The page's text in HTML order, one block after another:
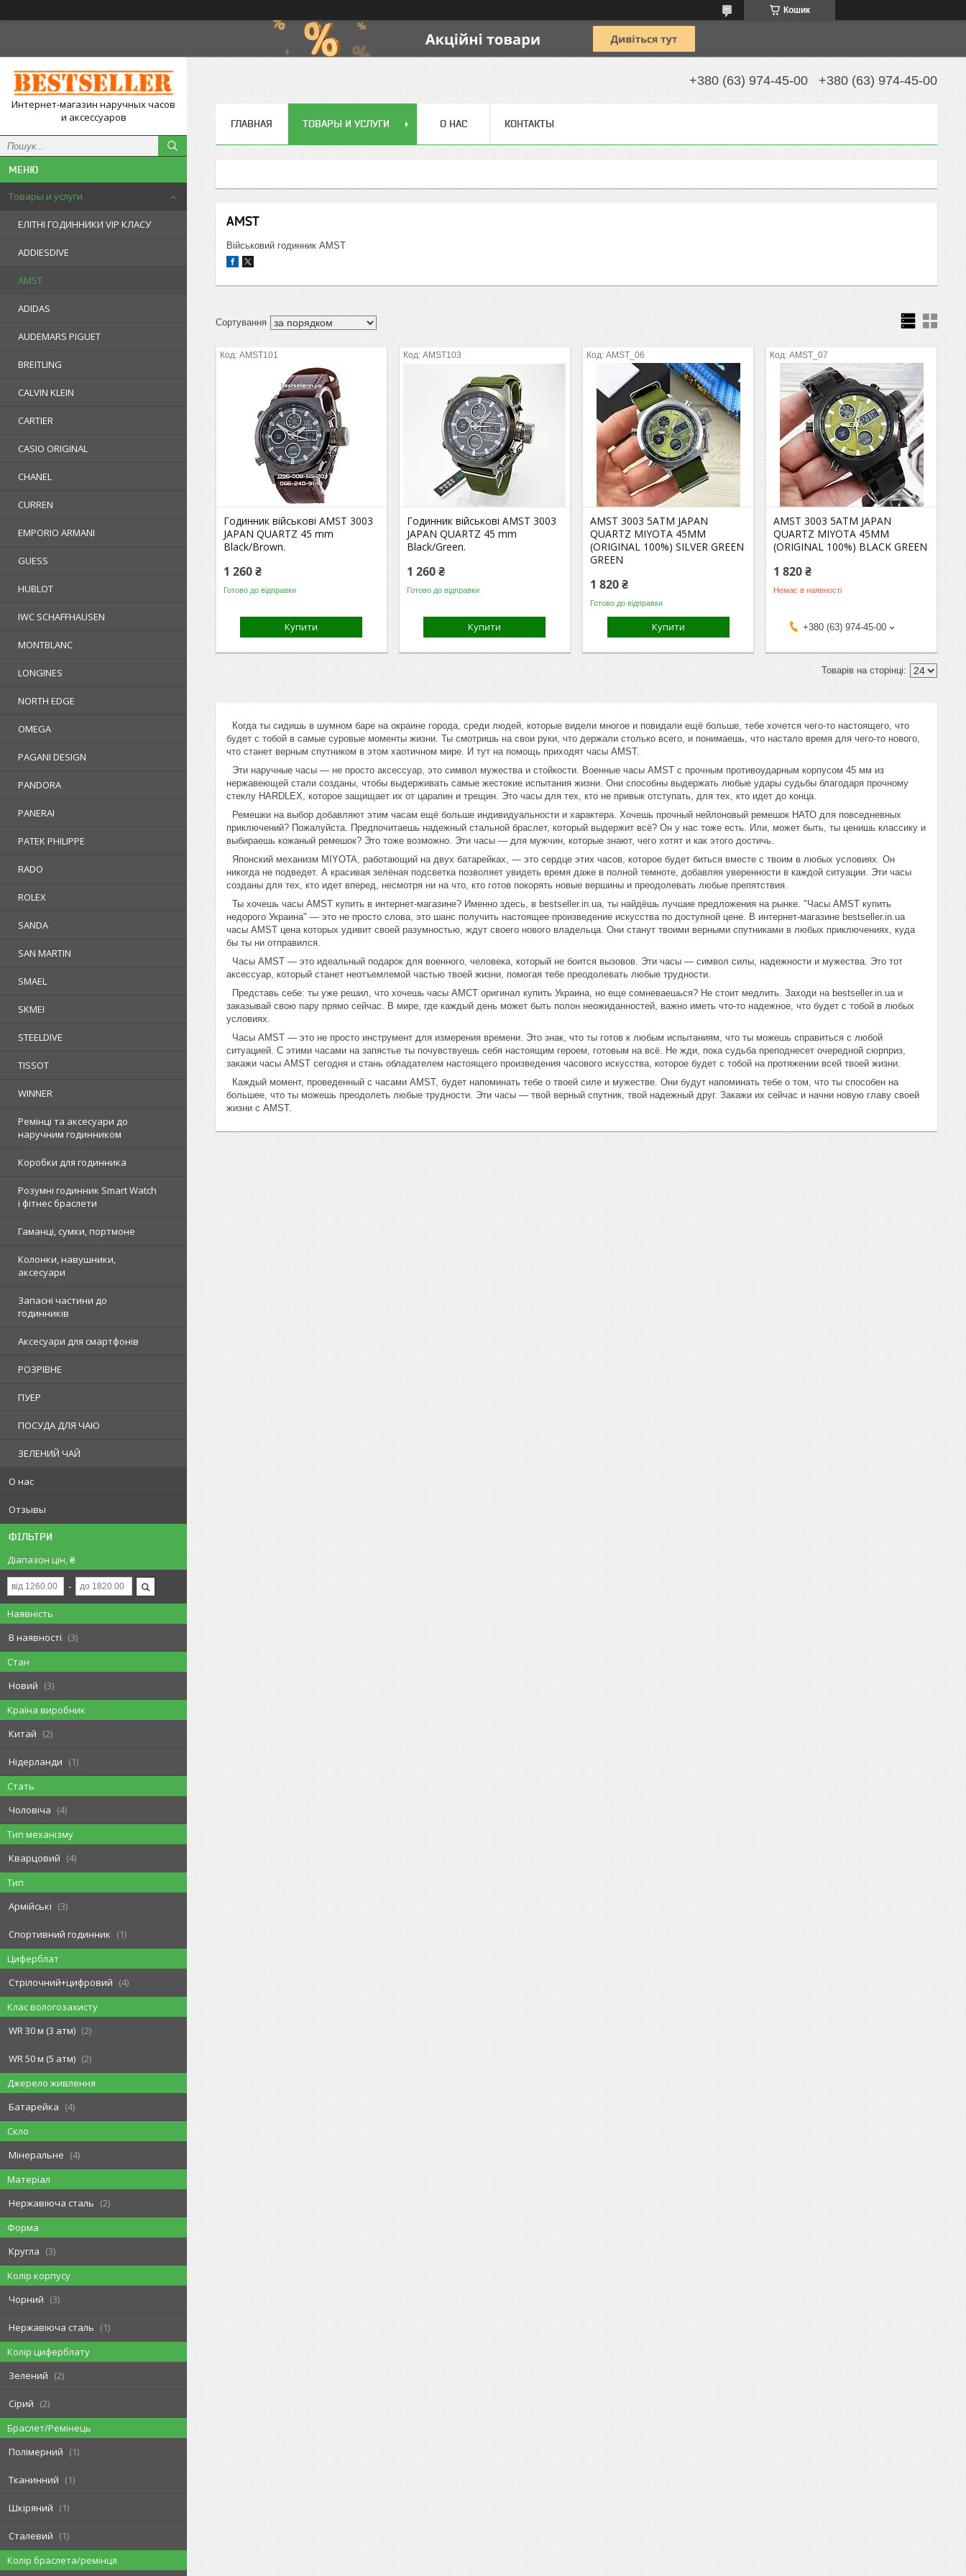
Кошик
Интернет-магазин наручных часов
и аксессуаров
Товары и услуги
ЕЛІТНІ ГОДИННИКИ VIP КЛАСУ
ADDIESDIVE
AMST
ADIDAS
AUDEMARS PIGUET
BREITLING
CALVIN KLEIN
CARTIER
CASIO ORIGINAL
CHANEL
CURREN
EMPORIO ARMANI
GUESS
HUBLOT
IWC SCHAFFHAUSEN
MONTBLANC
LONGINES
NORTH EDGE
OMEGA
PAGANI DESIGN
PANDORA
PANERAI
PATEK PHILIPPE
RADO
ROLEX
SANDA
SAN MARTIN
SMAEL
SKMEI
STEELDIVE
TISSOT
WINNER
Ремінці та аксесуари до
наручним годинником
Коробки для годинника
Розумні годинник Smart Watch
і фітнес браслети
Гаманці, сумки, портмоне
Колонки, навушники,
аксесуари
Запасні частини до
годинників
Аксесуари для смартфонів
РОЗРІВНЕ
ПУЕР
ПОСУДА ДЛЯ ЧАЮ
ЗЕЛЕНИЙ ЧАЙ
О нас
Отзывы
ФІЛЬТРИ
Діапазон цін, ₴
Наявність
В наявності
3
Стан
Новий
3
Країна виробник
Китай
2
Нідерланди
1
Стать
Чоловіча
4
Тип механізму
Кварцовий
4
Тип
Армійські
3
Спортивний годинник
1
Циферблат
Стрілочний+цифровий
4
Клас вологозахисту
WR 30 м (3 атм)
2
WR 50 м (5 атм)
2
Джерело живлення
Батарейка
4
Скло
Мінеральне
4
Матеріал
Нержавіюча сталь
2
Форма
Кругла
3
Колір корпусу
Чорний
3
Нержавіюча сталь
1
Колір циферблату
Зелений
2
Сірий
2
Браслет/Ремінець
Полімерний
1
Тканинний 1
Шкіряний 1
Сталевий
1
Колір браслета/ремінця
+380 (63) 974-45-00 +380 (63) 974-45-00
ГЛАВНАЯ ТОВАРЫ И УСЛУГИ О НАС КОНТАКТЫ
AMST
Військовий годинник AMST
AMST101
Годинник військові AMST 3003
JAPAN QUARTZ 45 mm
Black/Brown.
1 260 ₴
Готово до відправки
Купити
AMST103
Годинник військові AMST 3003
JAPAN QUARTZ 45 mm
Black/Green.
1 260 ₴
Готово до відправки
Купити
AMST_06
AMST 3003 5ATM JAPAN
QUARTZ MIYOTA 45MM
(ORIGINAL 100%) SILVER GREEN
GREEN
1 820 ₴
Готово до відправки
Купити
AMST_07
AMST 3003 5ATM JAPAN
QUARTZ MIYOTA 45MM
(ORIGINAL 100%) BLACK GREEN
1 820 ₴
Немає в наявності
+380 (63) 974-45-00
Когда ты сидишь в шумном баре на окраине города, среди людей, которые видели многое и повидали ещё больше, тебе хочется чего-то настоящего, что
будет с тобой в самые суровые моменты жизни. Ты смотришь на свои руки, что держали столько всего, и понимаешь, что настало время для чего-то нового,
что станет верным спутником в этом хаотичном мире. И тут на помощь приходят часы AMST.
Эти наручные часы — не просто аксессуар, это символ мужества и стойкости. Военные часы AMST с прочным противоударным корпусом 45 мм из
нержавеющей стали созданы, чтобы выдерживать самые жестокие испытания жизни. Они способны выдержать любые удары судьбы благодаря прочному
стеклу HARDLEX, которое защищает их от царапин и трещин. Это часы для тех, кто не привык отступать, для тех, кто идет до конца.
Ремешки на выбор добавляют этим часам ещё больше индивидуальности и характера. Хочешь прочный нейлоновый ремешок НАТО для повседневных
приключений? Пожалуйста. Предпочитаешь надежный стальной браслет, который выдержит всё? Он у нас тоже есть. Или, может быть, ты ценишь классику и
выбираешь кожаный ремешок? Это тоже возможно. Эти часы — для мужчин, которые знают, чего хотят и как этого достичь.
Японский механизм MIYOTA, работающий на двух батарейках, — это сердце этих часов, которое будет биться вместе с твоим в любых условиях. Он
никогда не подведет. А красивая зелёная подсветка позволяет увидеть время даже в полной темноте, добавляя уверенности в каждой ситуации. Эти часы
созданы для тех, кто идет вперед, несмотря ни на что, кто готов покорять новые вершины и преодолевать любые препятствия.
Ты хочешь часы AMST купить в интернет-магазине? Именно здесь, в bestseller.in.ua, ты найдёшь лучшие предложения на рынке. "Часы AMST купить
недорого Украина" — это не просто слова, это шанс получить настоящее произведение искусства по доступной цене. В интернет-магазине bestseller.in.ua
часы AMST цена которых удивит своей разумностью, ждут своего нового владельца. Они станут твоими верными спутниками в любых приключениях, куда
бы ты ни отправился.
Часы AMST — это идеальный подарок для военного, человека, который не боится вызовов. Эти часы — символ силы, надежности и мужества. Это тот
аксессуар, который станет неотъемлемой частью твоей жизни, помогая тебе преодолевать любые трудности.
Представь себе: ты уже решил, что хочешь часы АМСТ оригинал купить Украина, но еще сомневаешься? Не стоит медлить. Заходи на bestseller.in.ua и
заказывай свою пару прямо сейчас. В мире, где каждый день может быть полон неожиданностей, важно иметь что-то надежное, что будет с тобой в любых
условиях.
Часы AMST — это не просто инструмент для измерения времени. Это знак, что ты готов к любым испытаниям, что ты можешь справиться с любой
ситуацией. С этими часами на запястье ты почувствуешь себя настоящим героем, готовым на всё. Не жди, пока судьба преподнесет очередной сюрприз,
закажи часы AMST сегодня и стань обладателем настоящего произведения часового искусства, которое будет с тобой на протяжении всей твоей жизни.
Каждый момент, проведенный с часами AMST, будет напоминать тебе о твоей силе и мужестве. Они будут напоминать тебе о том, что ты способен на
большее, что ты можешь преодолеть любые трудности. Эти часы — твой верный спутник, твой надежный друг. Закажи их сейчас и начни новую главу своей
жизни с AMST.